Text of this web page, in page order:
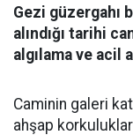
Gezi güzergahı
alındığı tarihi
algılama ve
Caminin galeri
ahşap